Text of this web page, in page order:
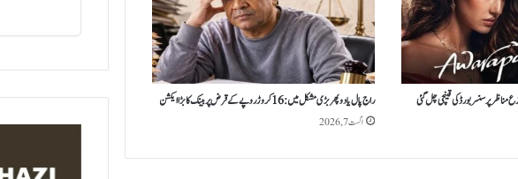
راج پال یادو پھر بڑی مشکل میں: 16 کروڑ روپے کے قرض پر بینک کا بڑا ایکشن
اگست 7, 2026